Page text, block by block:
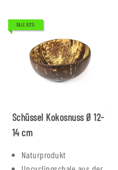
SALE 62%
Schüssel Kokosnuss Ø 12-
14 cm
Naturprodukt